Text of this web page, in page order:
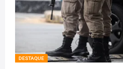
DESTAQUE